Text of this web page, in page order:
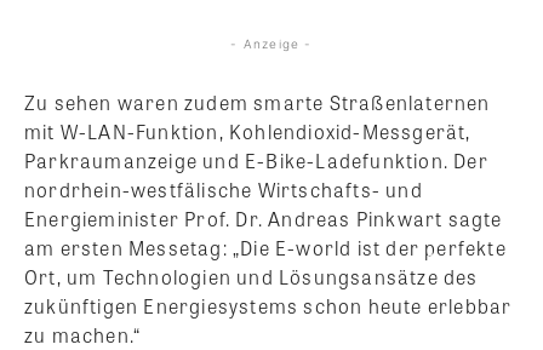
- Anzeige -
Zu sehen waren zudem smarte Straßenlaternen
mit W-LAN-Funktion, Kohlendioxid-Messgerät,
Parkraumanzeige und E-Bike-Ladefunktion. Der
nordrhein-westfälische Wirtschafts- und
Energieminister Prof. Dr. Andreas Pinkwart sagte
am ersten Messetag: „Die E-world ist der perfekte
Ort, um Technologien und Lösungsansätze des
zukünftigen Energiesystems schon heute erlebbar
zu machen.“